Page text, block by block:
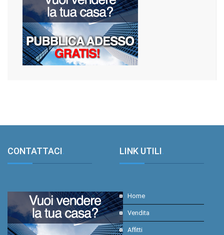
CONTATTACI. LINK UTILI.
Home
Vendita
Affitti